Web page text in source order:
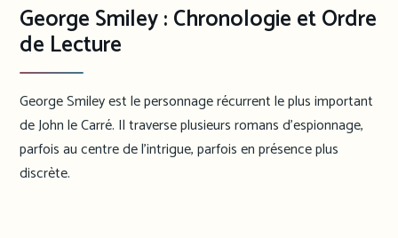
George Smiley : Chronologie et Ordre
de Lecture
George Smiley est le personnage récurrent le plus important
de John le Carré. Il traverse plusieurs romans d’espionnage,
parfois au centre de l’intrigue, parfois en présence plus
discrète.